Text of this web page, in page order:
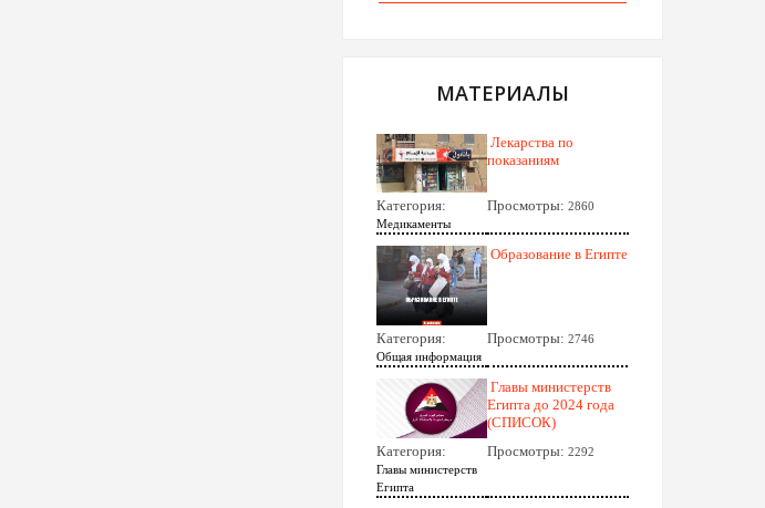
МАТЕРИАЛЫ
Лекарства по
показаниям
Категория:
Медикаменты
Просмотры: 2860
Образование в Египте
Категория:
Общая информация
Просмотры: 2746
Главы министерств
Египта до 2024 года
(СПИСОК)
Категория:
Главы министерств
Египта
Просмотры: 2292